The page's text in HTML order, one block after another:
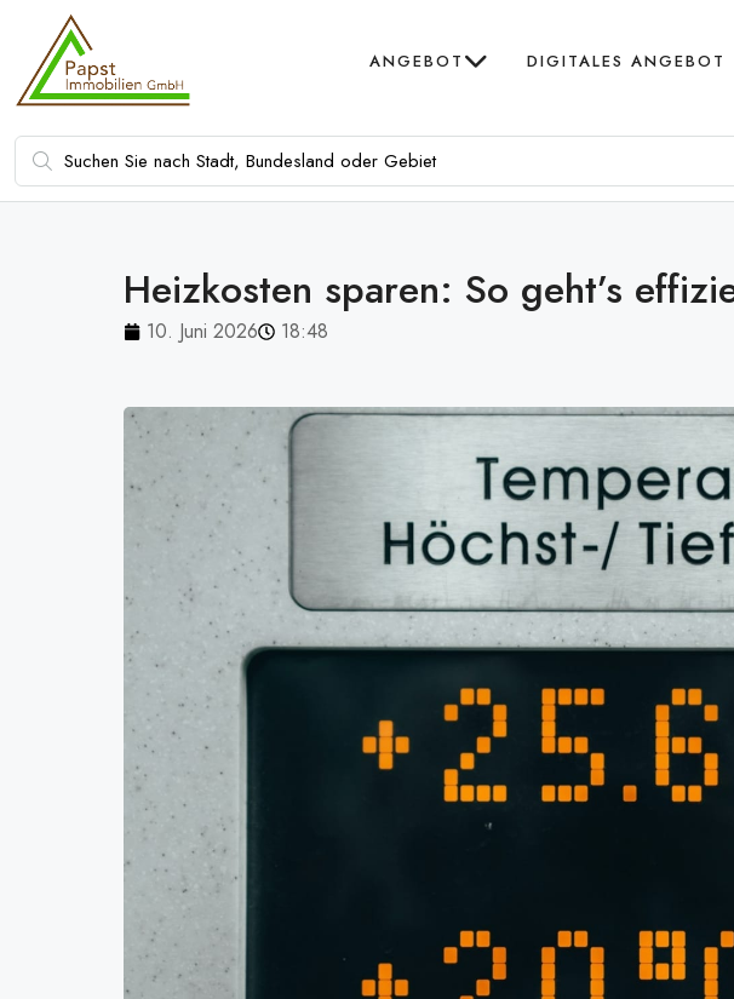
ANGEBOT DIGITALES ANGEBOT
Heizkosten sparen: So geht’s
10. Juni 2026 18:48